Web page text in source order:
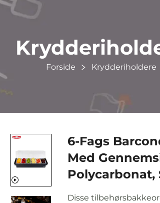
Forside Krydderiholdere
6-Fags
Med
Polycarbonat,
Disse